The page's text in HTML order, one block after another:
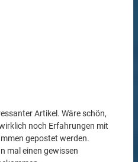
Artikel. Wäre schön,
noch Erfahrungen mit
gepostet werden.
mal einen gewissen